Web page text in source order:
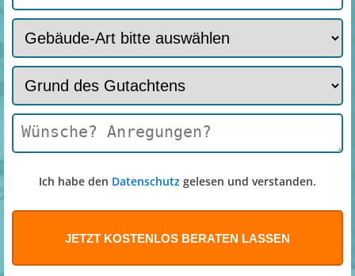
Ich habe den Datenschutz gelesen und verstanden.